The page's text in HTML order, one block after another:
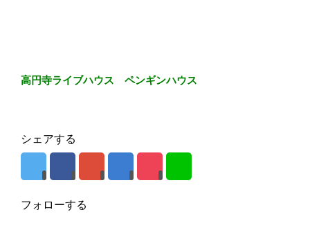
高円寺ライブハウス ペンギンハウス
シェアする
フォローする